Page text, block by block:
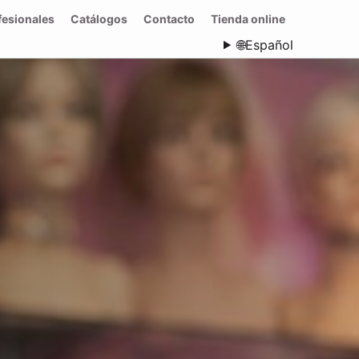
Catálogos Contacto Tienda online
🌐Español